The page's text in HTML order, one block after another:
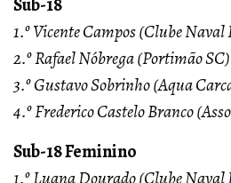
1.º Vicente Campos (Clube Naval
2.º Rafael Nóbrega (Portimão SC)
3.º Gustavo Sobrinho (Aqua
4.º Frederico Castelo Branco
Sub-18 Feminino
1.º Luana Dourado (Clube Naval